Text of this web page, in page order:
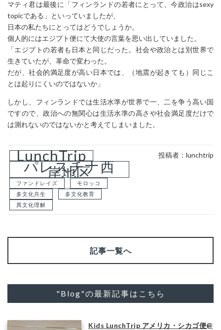
マティ君は最後に「フィンランドの若者にとって、今政治はsexy
topicである」といっていましたが、
日本の私たちにとってはどうでしょうか。
個人的にはエジプト便にて大使の言葉を思い出していました。
「エジプトの若者も日本と同じだった。社会や政治とは別世界で
生きていたが、革命で変わった。
だが、社会的満足度が高い日本では、（地震が起きても）同じこ
とは起りにくいのではないか」
しかし、フィンランドでは生活水準が世界で一、二を争う高い国
ですので、政治への無関心は生活水準の高さや社会満足度だけで
は測れないのではないかと考えてしまいました。
LunchTrip
パレスチナ西
岸地区
ファンドレイズ
モロッコ
多文化共生
多文化教育
異文化理解
投稿者：lunchtrip
記事一覧へ
"Blog"の最新記事はこちら
Kids LunchTrip アメリカ・シカゴ便@